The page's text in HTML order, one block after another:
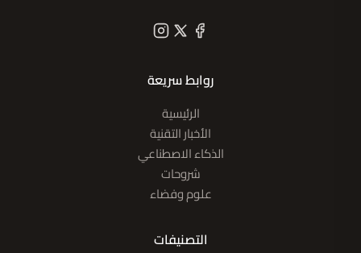
روابط سريعة
الرئيسية
الأخبار التقنية
الذكاء الاصطناعي
شروحات
علوم وفضاء
التصنيفات